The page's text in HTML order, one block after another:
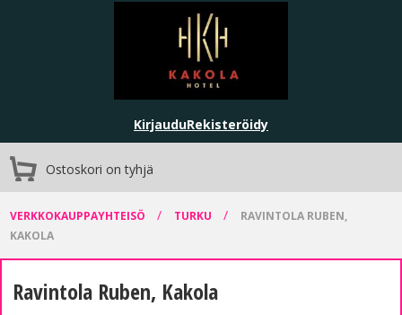
KirjauduRekisteröidy
Ostoskori on tyhjä
VERKKOKAUPPAYHTEISÖ / TURKU /
RAVINTOLA RUBEN,
KAKOLA
Ravintola Ruben, Kakola